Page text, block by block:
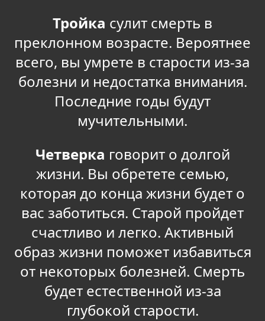
Тройка сулит смерть в
преклонном возрасте. Вероятнее
всего, вы умрете в старости из-за
болезни и недостатка внимания.
Последние годы будут
мучительными.
Четверка говорит о долгой
жизни. Вы обретете семью,
которая до конца жизни будет о
вас заботиться. Старой пройдет
счастливо и легко. Активный
образ жизни поможет избавиться
от некоторых болезней. Смерть
будет естественной из-за
глубокой старости.